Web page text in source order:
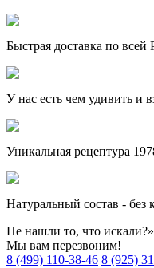
Быстрая доставка по всей
У нас есть чем удивить и
Уникальная рецептура
Натуральный состав - без
Не нашли то, что искали?»
Мы вам перезвоним!
8 (499) 110-38-46 8 (925)